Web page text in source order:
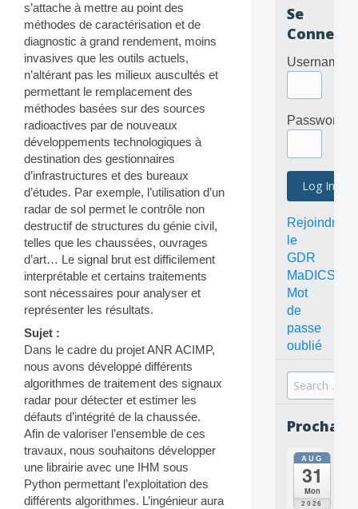
s’attache à mettre au point des
méthodes de caractérisation et de
diagnostic à grand rendement, moins
invasives que les outils actuels,
n’altérant pas les milieux auscultés et
permettant le remplacement des
méthodes basées sur des sources
radioactives par de nouveaux
développements technologiques à
destination des gestionnaires
d’infrastructures et des bureaux
d’études. Par exemple, l’utilisation d’un
radar de sol permet le contrôle non
destructif de structures du génie civil,
telles que les chaussées, ouvrages
d’art… Le signal brut est difficilement
interprétable et certains traitements
sont nécessaires pour analyser et
représenter les résultats.
Sujet :
Dans le cadre du projet ANR ACIMP,
nous avons développé différents
algorithmes de traitement des signaux
radar pour détecter et estimer les
défauts d’intégrité de la chaussée.
Afin de valoriser l’ensemble de ces
travaux, nous souhaitons développer
une librairie avec une IHM sous
Python permettant l’exploitation des
différents algorithmes. L’ingénieur aura
Se
Username
Password
Rejoindre
le
GDR
MaDICS
Mot
de
passe
oublié
Search
for:
AUG
31
Mon
2026